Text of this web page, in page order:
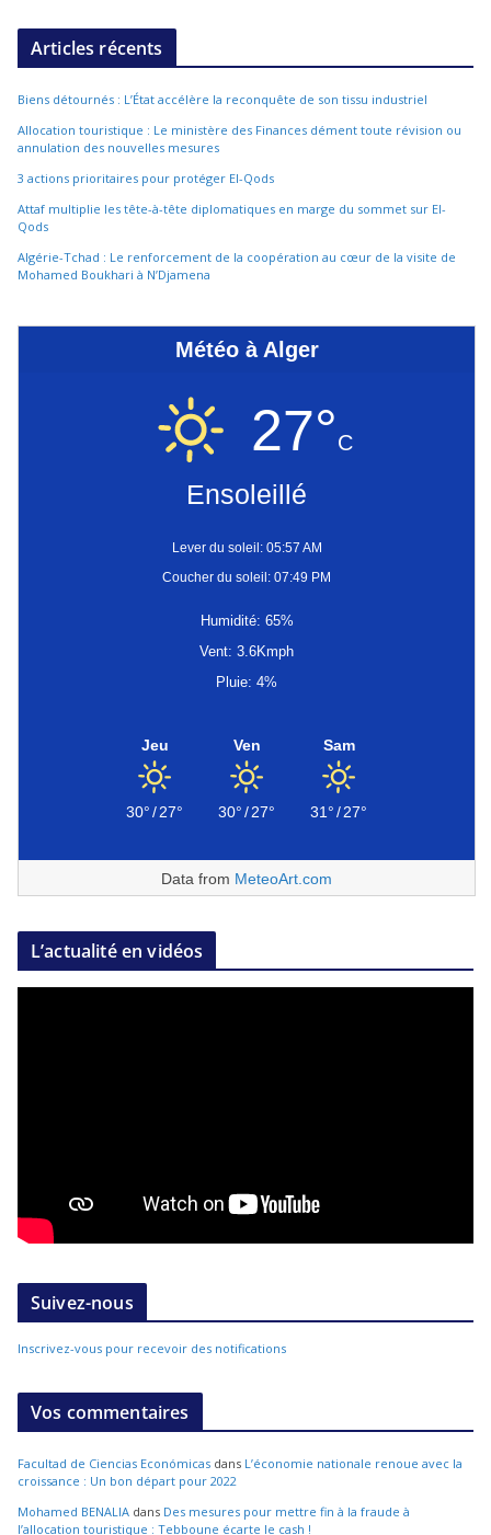
Articles récents
Biens détournés : L’État accélère la reconquête de son tissu industriel
Allocation touristique : Le ministère des Finances dément toute révision ou
annulation des nouvelles mesures
3 actions prioritaires pour protéger El-Qods
Attaf multiplie les tête-à-tête diplomatiques en marge du sommet sur El-
Qods
Algérie-Tchad : Le renforcement de la coopération au cœur de la visite de
Mohamed Boukhari à N’Djamena
Météo à Alger
27°C
Ensoleillé
Lever du soleil: 05:57 AM
Coucher du soleil: 07:49 PM
Humidité: 65%
Vent: 3.6Kmph
Pluie: 4%
Jeu
30°/27°
Ven
30°/27°
Sam
31°/27°
Data from MeteoArt.com
L’actualité en vidéos
Suivez-nous
Inscrivez-vous pour recevoir des notifications
Vos commentaires
Facultad de Ciencias Económicas dans L’économie nationale renoue avec la
croissance : Un bon départ pour 2022
Mohamed BENALIA dans Des mesures pour mettre fin à la fraude à
l’allocation touristique : Tebboune écarte le cash !